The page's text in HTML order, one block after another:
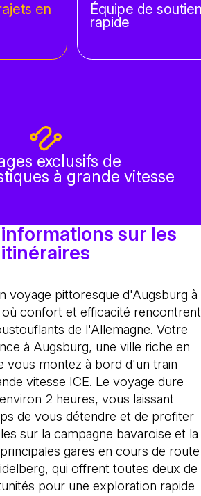
en Équipe de
rapide
exclusifs de
à grande vitesse
sur les
itinéraires
voyage pittoresque d'Augsburg à
où confort et efficacité rencontrent
de l'Allemagne. Votre
à Augsburg, une ville riche en
vous montez à bord d'un train
vitesse ICE. Le voyage dure
2 heures, vous laissant
de vous détendre et de profiter
sur la campagne bavaroise et la
gares en cours de route
qui offrent toutes deux de
pour une exploration rapide